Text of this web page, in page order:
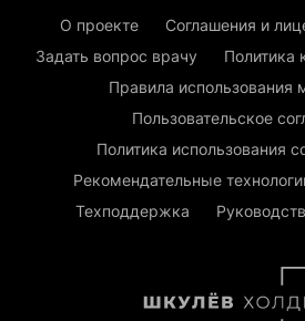
О проекте Соглашения и
Задать вопрос врачу
Политика
Правила использования
Пользовательское
Политика использования
Рекомендательные
Техподдержка